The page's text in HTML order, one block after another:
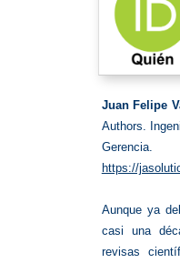
Juan Felipe
Authors.
Gerencia.
https://
Aunque ya
casi una
revisas